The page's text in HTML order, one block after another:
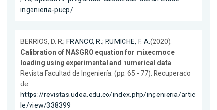
ingenieria-pucp/
BERRIOS, D. R.; FRANCO, R.; RUMICHE, F. A.(2020).
Calibration of NASGRO equation for mixedmode
loading using experimental and numerical data.
Revista Facultad de Ingeniería. (pp. 65 - 77). Recuperado
de:
https://revistas.udea.edu.co/index.php/ingenieria/artic
le/view/338399